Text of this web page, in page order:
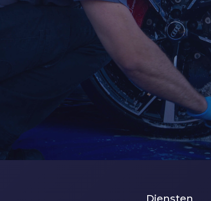
Diensten